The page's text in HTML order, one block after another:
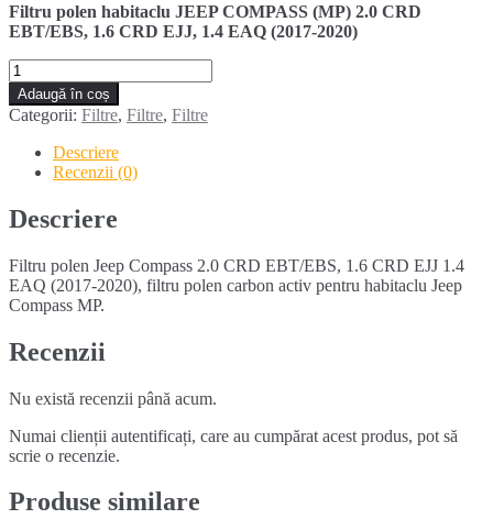
Filtru polen habitaclu JEEP COMPASS (MP) 2.0 CRD
EBT/EBS, 1.6 CRD EJJ, 1.4 EAQ (2017-2020)
Cantitate
Filtru
polen
JEEP
COMPASS
EBT/EBS
1.6
EJJ
1.4
EAQ
Adaugă în coș
Categorii: Filtre, Filtre, Filtre
Descriere
Recenzii (0)
Descriere
Filtru polen Jeep Compass 2.0 CRD EBT/EBS, 1.6 CRD EJJ 1.4
EAQ (2017-2020), filtru polen carbon activ pentru habitaclu Jeep
Compass MP.
Recenzii
Nu există recenzii până acum.
Numai clienții autentificați, care au cumpărat acest produs, pot să
scrie o recenzie.
Produse similare